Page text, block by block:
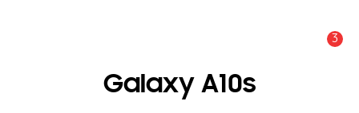
3
Galaxy A10s